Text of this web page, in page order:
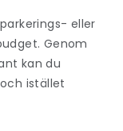
eller
Genom
kan du
istället